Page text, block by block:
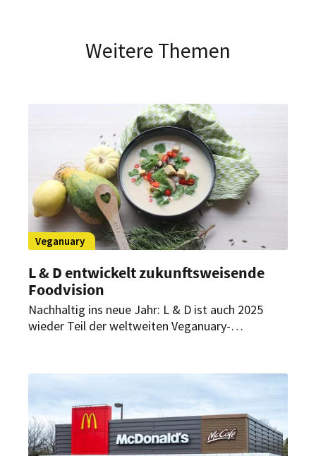
Weitere Themen
Veganuary
L & D entwickelt zukunftsweisende
Foodvision
Nachhaltig ins neue Jahr: L & D ist auch 2025
wieder Teil der weltweiten Veganuary-
Zeichen für nachhaltige Ernährung und blickt
gleichzeitig auf eine zukunftsweisende
Unternehmensstrategie – die Foodvision, die
Nachhaltigkeit auf ein neues Level heben soll.